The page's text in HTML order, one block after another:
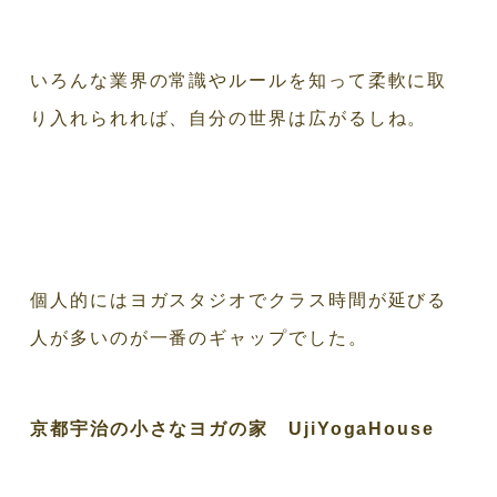
いろんな業界の常識やルールを知って柔軟に取
り入れられれば、自分の世界は広がるしね。
個人的にはヨガスタジオでクラス時間が延びる
人が多いのが一番のギャップでした。
京都宇治の小さなヨガの家 UjiYogaHouse